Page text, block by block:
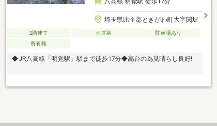
埼玉県比企郡ときがわ町大字関堀
2階建て 南道路
駐車場あり
所有権
◆JR八高線「明覚駅」駅まで徒歩17分◆高台の為見晴らし良好!